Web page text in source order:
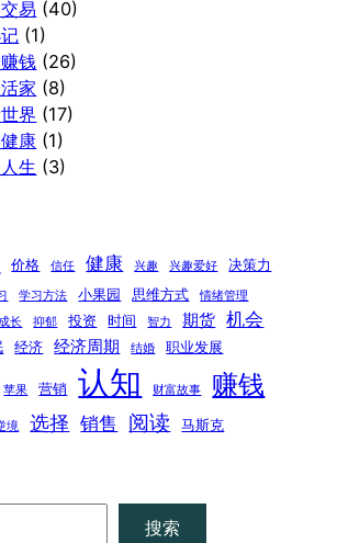
易 (40)
(1)
钱 (26)
家 (8)
界 (17)
康 (1)
生 (3)
价格 信任 健康 兴趣 兴趣爱好 决策力
学习方法 小果园 思维方式 情绪管理
成长 抑郁 投资 时间 智力 期货 机会
经济 经济周期 结婚 职业发展
苹果 营销 认知 财富故事 赚钱
境 选择 销售 阅读 马斯克
搜索